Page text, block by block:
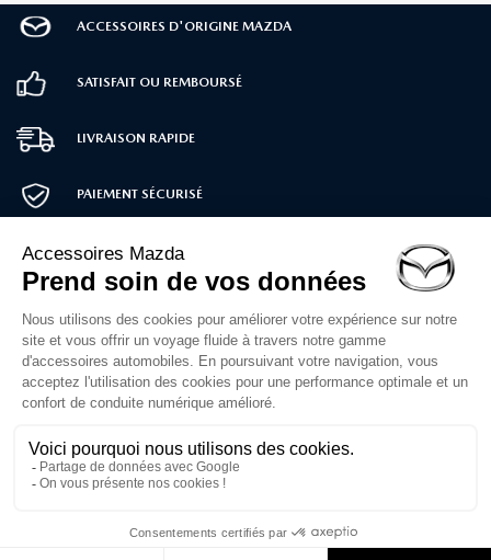
ACCESSOIRES D'ORIGINE MAZDA
SATISFAIT OU REMBOURSÉ
LIVRAISON RAPIDE
PAIEMENT SÉCURISÉ
SERVICE CLIENT
Du lundi au vendredi
de 10h à 12h et 14h à 16h30
Formulaire de contact